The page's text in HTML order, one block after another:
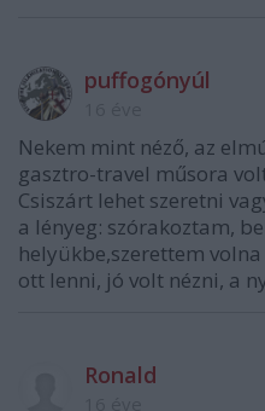
puffogónyúl
Nekem mint néző, az
gasztro-travel műsora
Csiszárt lehet szeretni
a lényeg: szórakoztam,
helyükbe,szerettem
ott lenni, jó volt nézni, a
Ronald